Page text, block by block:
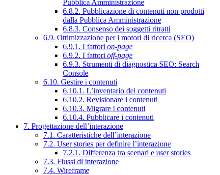
Pubblica Amministrazione
6.8.2. Pubblicazione di contenuti non prodotti
dalla Pubblica Amministrazione
6.8.3. Consenso dei soggetti ritratti
6.9. Ottimizzazione per i motori di ricerca (SEO)
6.9.1. I fattori on-page
6.9.2. I fattori off-page
6.9.3. Strumenti di diagnostica SEO: Search
Console
6.10. Gestire i contenuti
6.10.1. L’inventario dei contenuti
6.10.2. Revisionare i contenuti
6.10.3. Migrare i contenuti
6.10.4. Pubblicare i contenuti
7. Progettazione dell’interazione
7.1. Caratteristiche dell’interazione
7.2. User stories per definire l’interazione
7.2.1. Differenza tra scenari e user stories
7.3. Flussi di interazione
7.4. Wireframe